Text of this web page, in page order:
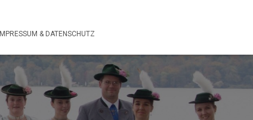
IMPRESSUM & DATENSCHUTZ